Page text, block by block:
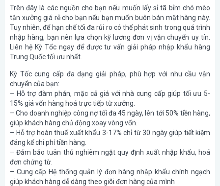
Trên đây là các nguồn cho bạn nếu muốn lấy sỉ tã bỉm chó mèo
tận xưởng giá rẻ cho bạn nếu bạn muốn buôn bán mặt hàng này.
Tuy nhiên, để hạn chế tối đa rủi ro có thể phát sinh trong quá trình
nhập hàng, bạn nên lựa chọn kỹ lương đơn vị vận chuyển uy tín.
Liên hệ Kỳ Tốc ngay để được tư vấn giải pháp nhập khẩu hàng
Trung Quốc tối ưu nhất.
Kỳ Tốc cung cấp đa dạng giải pháp, phù hợp với nhu cầu vận
chuyển của bạn:
– Hỗ trợ đàm phán, mặc cả giá với nhà cung cấp giúp tối ưu 5-
15% giá vốn hàng hoá trực tiếp từ xưởng.
– Cho doanh nghiệp công nợ tối đa 45 ngày, lên tới 50% tiền hàng,
giúp khách hàng chủ động xoay vòng vốn.
– Hỗ trợ hoàn thuế xuất khẩu 3-17% chỉ từ 30 ngày giúp tiết kiệm
đáng kể chi phí tiền hàng.
– Đảm bảo tuân thủ nghiêm ngặt quy định xuất nhập khẩu, hoá
đơn chứng từ.
– Cung cấp Hệ thống quản lý đơn hàng nhập khẩu chính ngạch
giúp khách hàng dễ dàng theo giõi đơn hàng của mình